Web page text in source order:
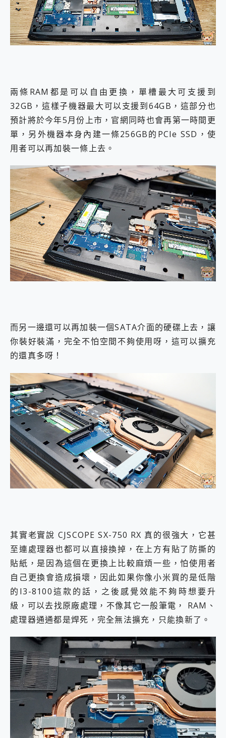
兩條RAM都是可以自由更換，單槽最大可支援到
32GB，這樣子機器最大可以支援到64GB，這部分也
預計將於今年5月份上市，官網同時也會再第一時間更
單，另外機器本身內建一條256GB的PCIe SSD，使
用者可以再加裝一條上去。
而另一邊還可以再加裝一個SATA介面的硬碟上去，讓
你裝好裝滿，完全不怕空間不夠使用呀，這可以擴充
的還真多呀！
其實老實說 CJSCOPE SX-750 RX 真的很強大，它甚
至連處理器也都可以直接換掉，在上方有貼了防撕的
貼紙，是因為這個在更換上比較麻煩一些，怕使用者
自己更換會造成損壞，因此如果你像小米買的是低階
的I3-8100這款的話，之後感覺效能不夠時想要升
級，可以去找原廠處理，不像其它一般筆電， RAM、
處理器通通都是焊死，完全無法擴充，只能換新了。